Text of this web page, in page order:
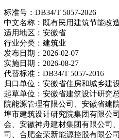
标准号： DB34/T 5057-2026
中文名称： 既有民用建筑节能改
适用地区： 安徽省
行业分类： 建筑业
发布日期： 2026-02-07
实施日期： 2026-08-27
代替标准： DB34/T 5057-2016
归口单位： 安徽省住房和城乡建
起草单位： 安徽省建筑设计研究
院能源管理有限公司、安徽省建
埠市建筑设计研究院集团有限公
会、安徽神舟建材集团有限公司
司、合肥金荣新能源控股有限公司